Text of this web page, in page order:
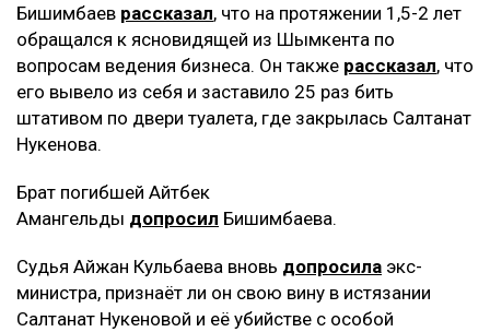
Бишимбаев рассказал, что на протяжении 1,5-2 лет
обращался к ясновидящей из Шымкента по
вопросам ведения бизнеса. Он также рассказал, что
его вывело из себя и заставило 25 раз бить
штативом по двери туалета, где закрылась Салтанат
Нукенова.
Брат погибшей Айтбек
Амангельды допросил Бишимбаева.
Судья Айжан Кульбаева вновь допросила экс-
министра, признаёт ли он свою вину в истязании
Салтанат Нукеновой и её убийстве с особой